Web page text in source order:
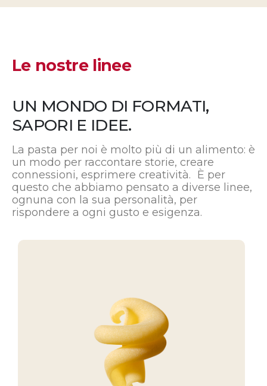
Le nostre linee
UN MONDO DI FORMATI,
SAPORI E IDEE.
La pasta per noi è molto più di un alimento: è
un modo per raccontare storie, creare
connessioni, esprimere creatività. È per
questo che abbiamo pensato a diverse linee,
ognuna con la sua personalità, per
rispondere a ogni gusto e esigenza.